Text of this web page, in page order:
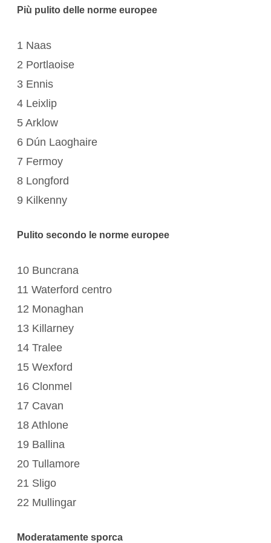
Più pulito delle norme europee
1 Naas
2 Portlaoise
3 Ennis
4 Leixlip
5 Arklow
6 Dún Laoghaire
7 Fermoy
8 Longford
9 Kilkenny
Pulito secondo le norme europee
10 Buncrana
11 Waterford centro
12 Monaghan
13 Killarney
14 Tralee
15 Wexford
16 Clonmel
17 Cavan
18 Athlone
19 Ballina
20 Tullamore
21 Sligo
22 Mullingar
Moderatamente sporca